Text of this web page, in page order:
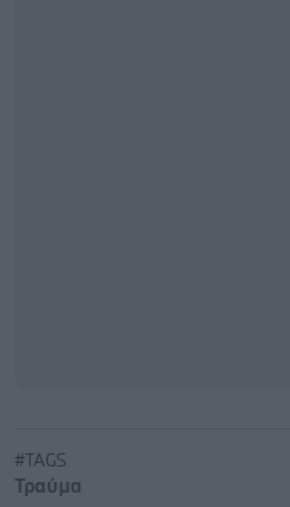
#TAGS
Τραύμα